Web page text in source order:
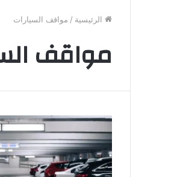
الرئيسية / مواقف السيارات
مواقف